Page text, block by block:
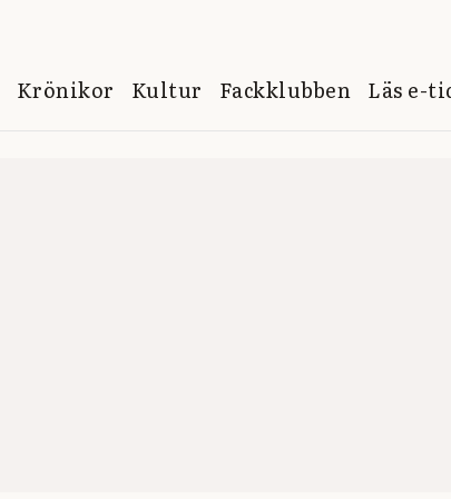
Krönikor Kultur Fackklubben Läs e-